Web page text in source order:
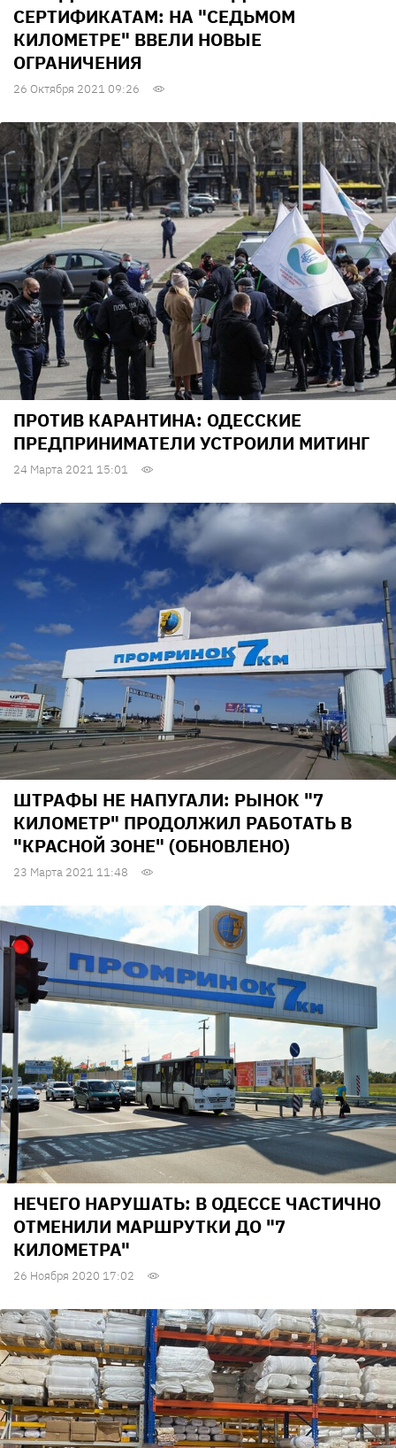
СЕРТИФИКАТАМ: НА "СЕДЬМОМ
КИЛОМЕТРЕ" ВВЕЛИ НОВЫЕ
ОГРАНИЧЕНИЯ
26 Октября 2021 09:26
ПРОТИВ КАРАНТИНА: ОДЕССКИЕ
ПРЕДПРИНИМАТЕЛИ УСТРОИЛИ МИТИНГ
24 Марта 2021 15:01
ШТРАФЫ НЕ НАПУГАЛИ: РЫНОК "7
КИЛОМЕТР" ПРОДОЛЖИЛ РАБОТАТЬ В
"КРАСНОЙ ЗОНЕ" (ОБНОВЛЕНО)
23 Марта 2021 11:48
НЕЧЕГО НАРУШАТЬ: В ОДЕССЕ ЧАСТИЧНО
ОТМЕНИЛИ МАРШРУТКИ ДО "7
КИЛОМЕТРА"
26 Ноября 2020 17:02